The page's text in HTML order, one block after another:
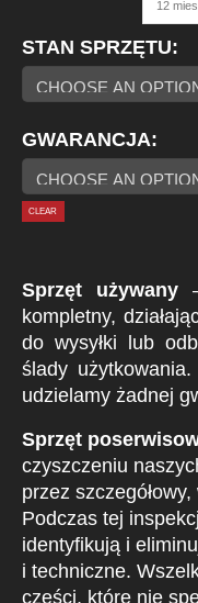
STAN SPRZĘTU
GWARANCJA
CLEAR
Sprzęt używany–
kompletny,
do wysyłki lub
ślady
udzielamy żadnej
Sprzęt
czyszczeniu
przez
Podczas tej
identyfikują i
i techniczne.
części, które nie